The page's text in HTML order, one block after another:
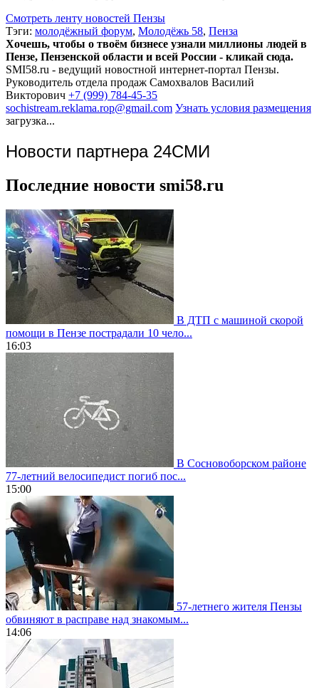
Смотреть ленту новостей Пензы
Тэги: молодёжный форум, Молодёжь 58, Пенза
Хочешь, чтобы о твоём бизнесе узнали миллионы людей в
Пензе, Пензенской области и всей России - кликай сюда.
SMI58.ru - ведущий новостной интернет-портал Пензы.
Руководитель отдела продаж Самохвалов Василий
Викторович +7 (999) 784-45-35
sochistream.reklama.rop@gmail.com Узнать условия размещения
загрузка...
Новости партнера 24СМИ
Последние новости smi58.ru
В ДТП с машиной скорой
помощи в Пензе пострадали 10 чело...
16:03
В Сосновоборском районе
77-летний велосипедист погиб пос...
15:00
57-летнего жителя Пензы
обвиняют в расправе над знакомым...
14:06